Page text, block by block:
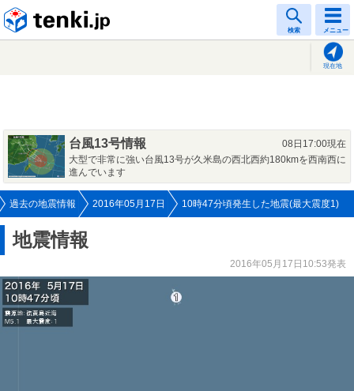
検索 メニュー
現在地
台風13号情報
08日17:00現在
大型で非常に強い台風13号が久米島の西北西約180kmを西南西に
進んでいます
過去の地震情報 2016年05月17日 10時47分頃発生した地震(最大震度1)
地震情報
2016年05月17日10:53発表